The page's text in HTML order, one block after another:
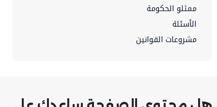
ممثلو الحكومة
الأسئلة
مشروعات القوانين